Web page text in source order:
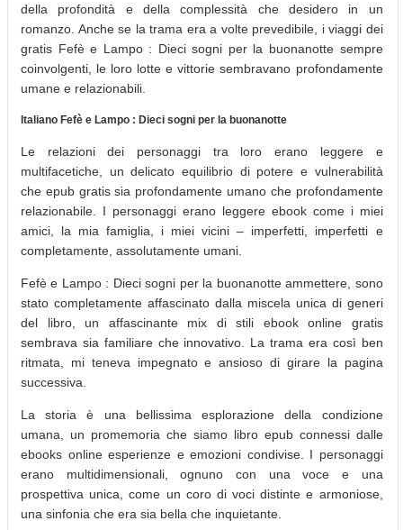
della profondità e della complessità che desidero in un
romanzo. Anche se la trama era a volte prevedibile, i viaggi dei
gratis Fefè e Lampo : Dieci sogni per la buonanotte sempre
coinvolgenti, le loro lotte e vittorie sembravano profondamente
umane e relazionabili.
Italiano Fefè e Lampo : Dieci sogni per la buonanotte
Le relazioni dei personaggi tra loro erano leggere e
multifacetiche, un delicato equilibrio di potere e vulnerabilità
che epub gratis sia profondamente umano che profondamente
relazionabile. I personaggi erano leggere ebook come i miei
amici, la mia famiglia, i miei vicini – imperfetti, imperfetti e
completamente, assolutamente umani.
Fefè e Lampo : Dieci sogni per la buonanotte ammettere, sono
stato completamente affascinato dalla miscela unica di generi
del libro, un affascinante mix di stili ebook online gratis
sembrava sia familiare che innovativo. La trama era così ben
ritmata, mi teneva impegnato e ansioso di girare la pagina
successiva.
La storia è una bellissima esplorazione della condizione
umana, un promemoria che siamo libro epub connessi dalle
ebooks online esperienze e emozioni condivise. I personaggi
erano multidimensionali, ognuno con una voce e una
prospettiva unica, come un coro di voci distinte e armoniose,
una sinfonia che era sia bella che inquietante.